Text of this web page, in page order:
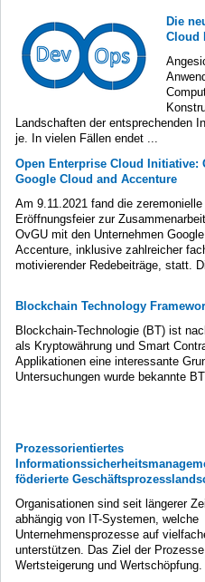
Die
Cloud
Landschaften der entsprechenden
je. In vielen Fällen endet ...
Open Enterprise Cloud Initiative:
Google Cloud and Accenture
Am 9.11.2021 fand die zeremonielle
Eröffnungsfeier zur
OvGU mit den Unternehmen
Accenture, inklusive zahlreicher
motivierender Redebeiträge, statt.
Blockchain Technology
Blockchain-Technologie (BT) ist
als Kryptowährung und Smart
Applikationen eine interessante
Untersuchungen wurde bekannte BT
Prozessorientiertes
föderierte
Organisationen sind seit längerer
abhängig von IT-Systemen, welche
Unternehmensprozesse auf
unterstützen. Das Ziel der
Wertsteigerung und